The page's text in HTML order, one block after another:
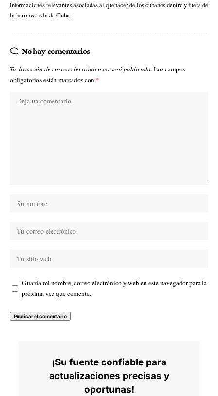
informaciones relevantes asociadas al quehacer de los cubanos dentro y fuera de
la hermosa isla de Cuba.
No hay comentarios
Tu dirección de correo electrónico no será publicada. Los campos
obligatorios están marcados con *
Guarda mi nombre, correo electrónico y web en este navegador para la
próxima vez que comente.
¡Su fuente confiable para
actualizaciones precisas y
oportunas!